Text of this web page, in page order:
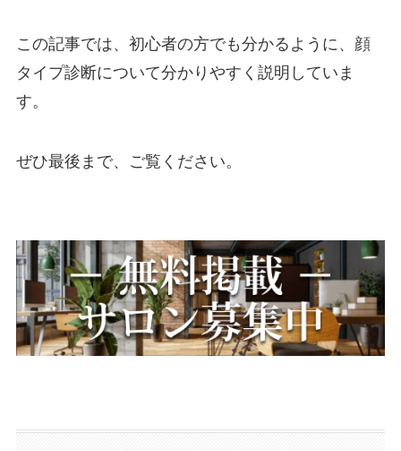
この記事では、初心者の方でも分かるように、顔
タイプ診断について分かりやすく説明していま
す。
ぜひ最後まで、ご覧ください。